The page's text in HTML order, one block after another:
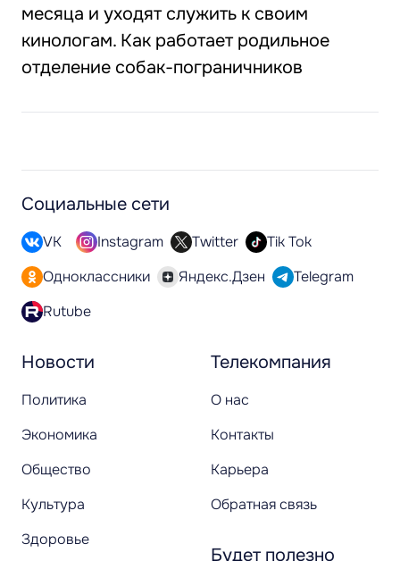
месяца и уходят служить к своим
кинологам. Как работает родильное
отделение собак-пограничников
Новости
Политика
Экономика
Общество
Культура
Здоровье
Телекомпания
О нас
Контакты
Карьера
Обратная связь
Будет полезно
Социальные сети
VK Instagram Twitter
Tik Tok
Одноклассники
Яндекс.Дзен
Telegram
Rutube